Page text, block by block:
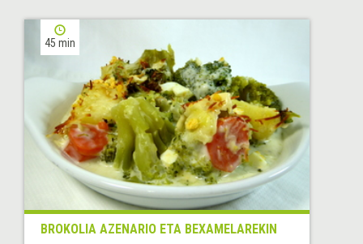
45 min
BROKOLIA AZENARIO ETA BEXAMELAREKIN